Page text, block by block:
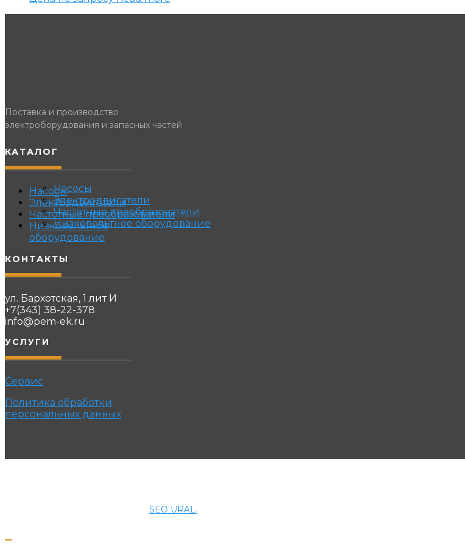
Насосы
Электродвигатели
Частотные преобразователи
Низковольтное оборудование
Поставка и производство
электроборудования и запасных частей
КАТАЛОГ
Насосы
Электродвигатели
Частотные преобразователи
Низковольтное
оборудование
КОНТАКТЫ
ул. Бархотская, 1 лит И
+7(343) 38-22-378
info@pem-ek.ru
УСЛУГИ
Сервис
Политика обработки
персональных данных
SEO URAL.